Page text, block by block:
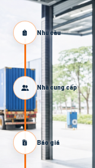
Nhu cầu
Nhà cung cấp
Báo giá